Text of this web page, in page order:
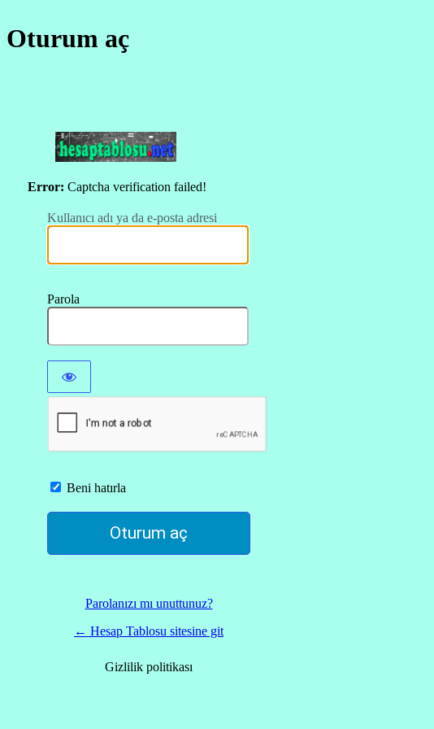
Oturum aç
Error: Captcha verification failed!
Kullanıcı adı ya da e-posta adresi
Parola
Beni hatırla
Parolanızı mı unuttunuz?
← Hesap Tablosu sitesine git
Gizlilik politikası